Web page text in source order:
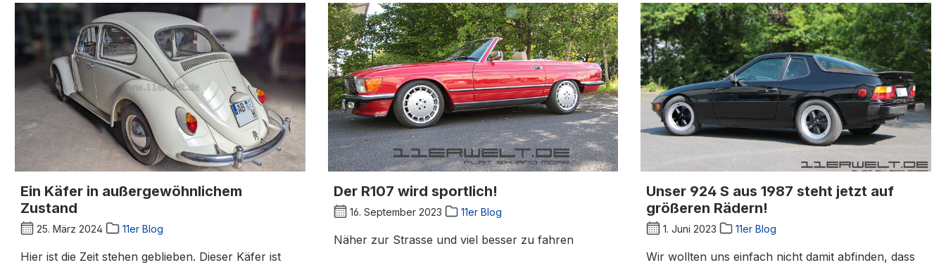
Ein Käfer in außergewöhnlichem
Zustand
25. März 2024 11er Blog
Hier ist die Zeit stehen geblieben. Dieser Käfer ist
Der R107 wird sportlich!
16. September 2023 11er Blog
Näher zur Strasse und viel besser zu fahren
Unser 924 S aus 1987 steht jetzt auf
größeren Rädern!
1. Juni 2023 11er Blog
Wir wollten uns einfach nicht damit abfinden, dass